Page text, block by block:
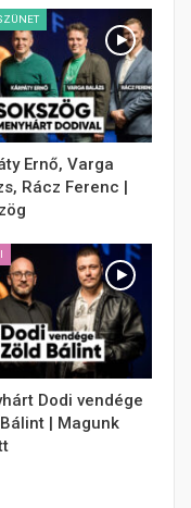
Ernő, Varga
Rácz Ferenc |
Dodi vendége
| Magunk